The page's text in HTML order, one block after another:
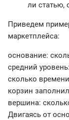
ли статью,
Приведем
маркетплейса:
основание:
средний
сколько
корзин
вершина:
Двигаясь от